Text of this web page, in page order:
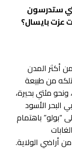
ستدرسون
عزت بايسال؟
أكثر المدن
من طبيعة
مئتي بحيرة،
البحر الأسود
“بولو” باهتمام